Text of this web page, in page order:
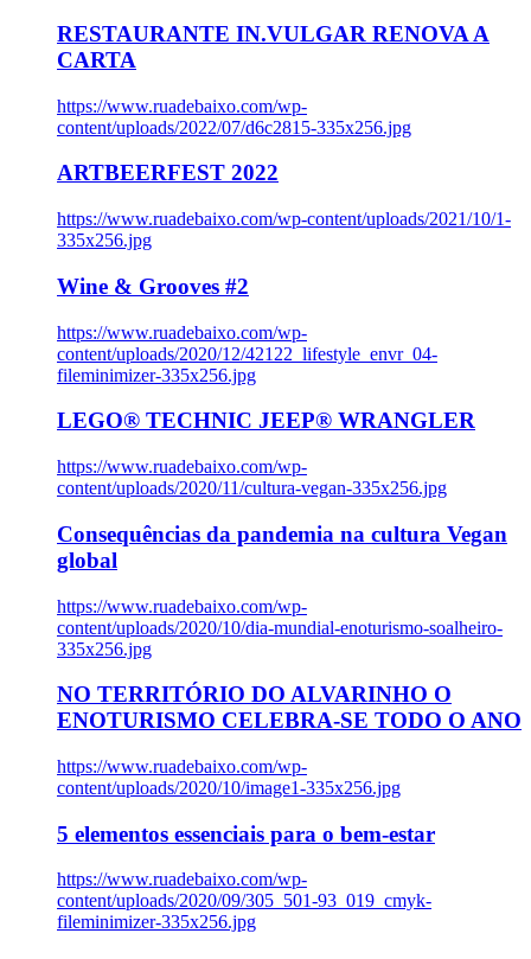
RESTAURANTE IN.VULGAR RENOVA A
CARTA
https://www.ruadebaixo.com/wp-
content/uploads/2022/07/d6c2815-335x256.jpg
ARTBEERFEST 2022
https://www.ruadebaixo.com/wp-content/uploads/2021/10/1-
335x256.jpg
Wine & Grooves #2
https://www.ruadebaixo.com/wp-
content/uploads/2020/12/42122_lifestyle_envr_04-
fileminimizer-335x256.jpg
LEGO® TECHNIC JEEP® WRANGLER
https://www.ruadebaixo.com/wp-
content/uploads/2020/11/cultura-vegan-335x256.jpg
Consequências da pandemia na cultura Vegan
global
https://www.ruadebaixo.com/wp-
content/uploads/2020/10/dia-mundial-enoturismo-soalheiro-
335x256.jpg
NO TERRITÓRIO DO ALVARINHO O
ENOTURISMO CELEBRA-SE TODO O ANO
https://www.ruadebaixo.com/wp-
content/uploads/2020/10/image1-335x256.jpg
5 elementos essenciais para o bem-estar
https://www.ruadebaixo.com/wp-
content/uploads/2020/09/305_501-93_019_cmyk-
fileminimizer-335x256.jpg